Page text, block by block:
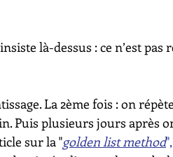
là-dessus : ce n’est pas
La 2ème fois : on
Puis plusieurs jours après
sur la "golden list method",